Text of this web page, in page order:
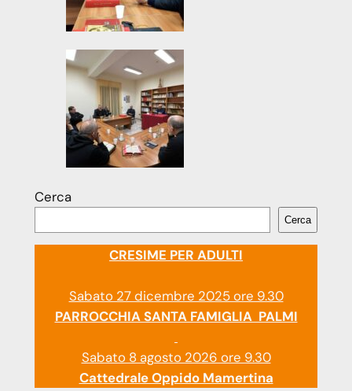
Cerca
Cerca
CRESIME PER ADULTI
Sabato 27 dicembre 2025 ore 9.30
PARROCCHIA SANTA FAMIGLIA PALMI
Sabato 8 agosto 2026 ore 9.30
Cattedrale Oppido Mamertina